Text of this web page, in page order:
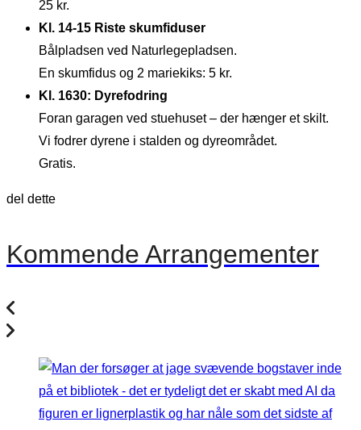
25 kr.
Kl. 14-15 Riste skumfiduser
Bålpladsen ved Naturlegepladsen.
En skumfidus og 2 mariekiks: 5 kr.
Kl. 1630: Dyrefodring
Foran garagen ved stuehuset – der hænger et skilt.
Vi fodrer dyrene i stalden og dyreområdet.
Gratis.
del dette
Kommende Arrangementer